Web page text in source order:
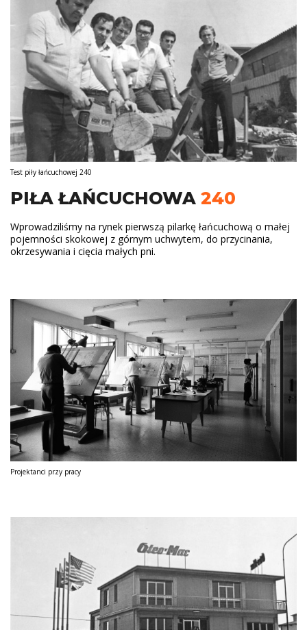
Test piły łańcuchowej 240
PIŁA ŁAŃCUCHOWA 240
Wprowadziliśmy na rynek pierwszą pilarkę łańcuchową o małej
pojemności skokowej z górnym uchwytem, do przycinania,
okrzesywania i cięcia małych pni.
Projektanci przy pracy